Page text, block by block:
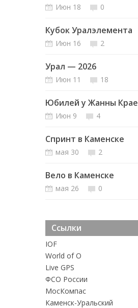
Июн 18 0
Кубок Уралэлемента
Июн 16 2
Урал — 2026
Июн 11 18
Юбилей у Жанны
Июн 9 4
Спринт в Каменске
мая 30 2
Вело в Каменске
мая 26 0
Ссылки
IOF
World of O
Live GPS
ФСО России
MосКомпас
Каменск-Уральский